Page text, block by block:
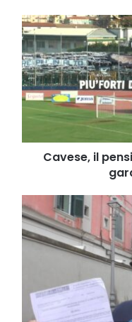
Cavese,
il
pensiero
dei
tifosi
prima
della
col
Catania
Cavese, il
Ambulatorio
ginecologia
S.
Maria
dell’Olmo:
Comitati
Uniti